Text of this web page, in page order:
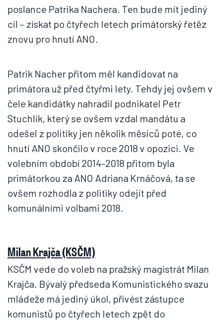
poslance Patrika Nachera. Ten bude mít jediný
cíl – získat po čtyřech letech primátorský řetěz
znovu pro hnutí ANO.
Patrik Nacher přitom měl kandidovat na
primátora už před čtyřmi lety. Tehdy jej ovšem v
čele kandidátky nahradil podnikatel Petr
Stuchlík, který se ovšem vzdal mandátu a
odešel z politiky jen několik měsíců poté, co
hnutí ANO skončilo v roce 2018 v opozici. Ve
volebním období 2014–2018 přitom byla
primátorkou za ANO Adriana Krnáčová, ta se
ovšem rozhodla z politiky odejít před
komunálními volbami 2018.
Milan Krajča (KSČM)
KSČM vede do voleb na pražský magistrát Milan
Krajča. Bývalý předseda Komunistického svazu
mládeže má jediný úkol, přivést zástupce
komunistů po čtyřech letech zpět do